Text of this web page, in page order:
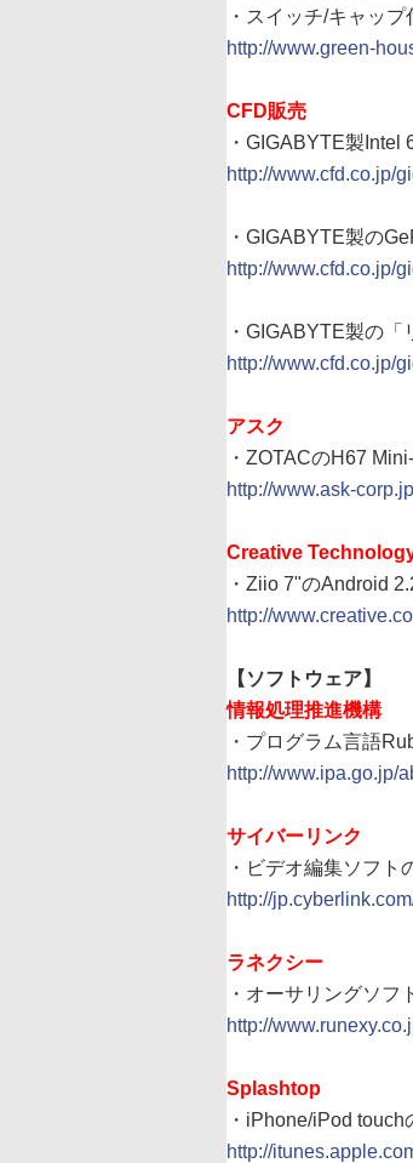
・スイッチ/キャッ
http://www.green-
CFD販売
・GIGABYTE製
http://www.cfd.co.jp/
・GIGABYTE製の
http://www.cfd.co.jp/
・GIGABYTE製の
http://www.cfd.co.jp/
アスク
・ZOTACのH67
http://www.ask-
Creative
・Ziio 7"のAndroid
http://
【ソフトウェア】
情報処理推進機構
・プログラム言語
http://www.ipa.go.jp/
サイバーリンク
・ビデオ編集ソフ
http://
ラネクシー
・オーサリングソ
http://
Splashtop
・iPhone/iPod
http://